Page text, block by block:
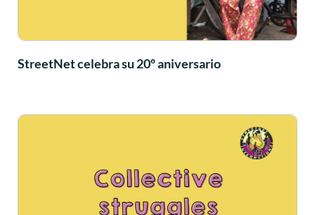
StreetNet celebra su 20º aniversario